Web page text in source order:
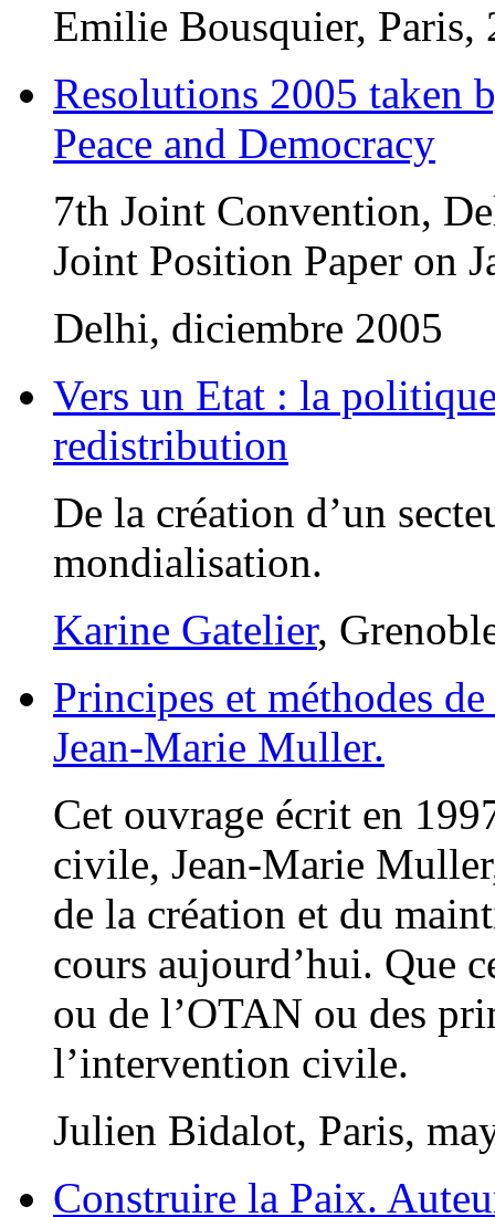
Emilie Bousquier, Paris,
Resolutions 2005 taken
Peace and Democracy
7th Joint Convention,
Joint Position Paper on
Delhi, diciembre 2005
Vers un Etat : la
redistribution
De la création d’un
mondialisation.
Karine Gatelier,
Principes et méthodes
Jean-Marie Muller.
Cet ouvrage écrit en
civile, Jean-Marie
de la création et du
cours aujourd’hui. Que
ou de l’OTAN ou des
l’intervention civile.
Julien Bidalot, Paris,
Construire la Paix.